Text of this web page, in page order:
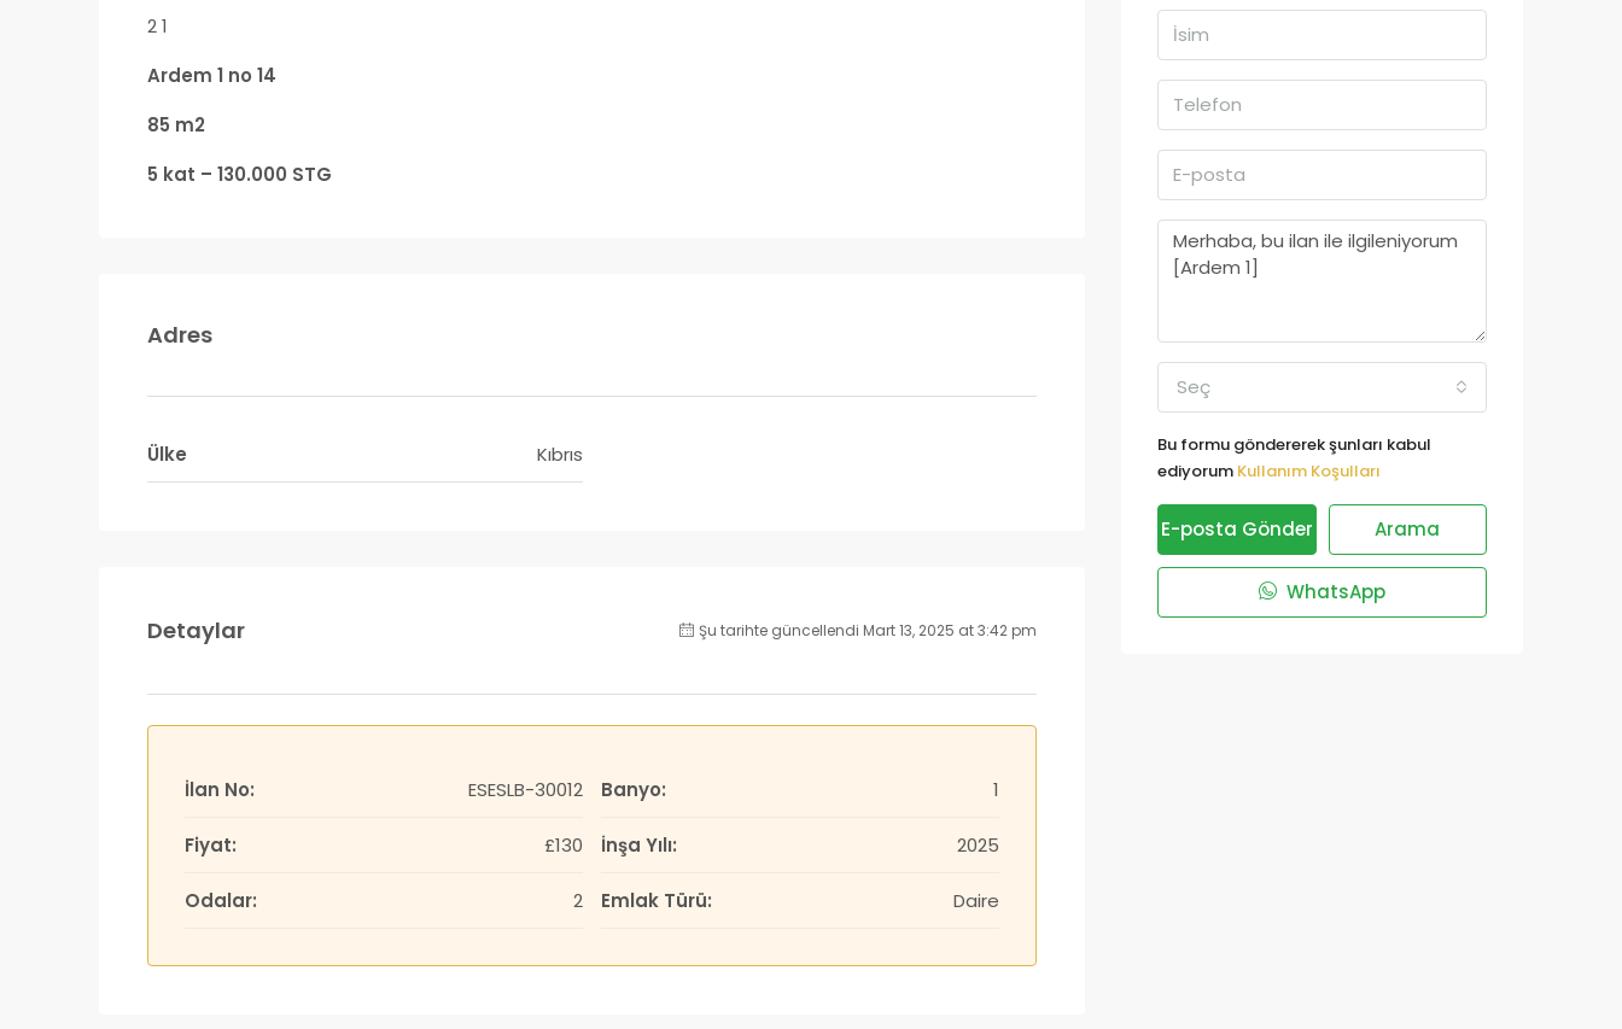
2 1
Ardem 1 no 14
85 m2
5 kat – 130.000 STG
Adres
Ülke Kıbrıs
Detaylar Şu tarihte güncellendi Mart 13, 2025 at 3:42 pm
İlan No: ESESLB-30012
Fiyat: £130
Odalar: 2
Banyo: 1
İnşa Yılı: 2025
Emlak Türü: Daire
Seç
Bu formu göndererek şunları kabul
ediyorum Kullanım Koşulları
E-posta Gönder Arama
WhatsApp